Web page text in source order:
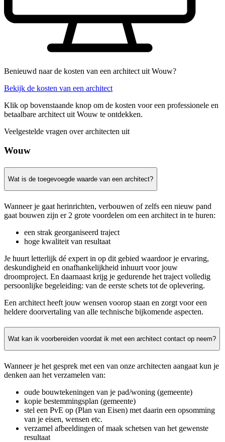
Benieuwd naar de kosten van een architect uit Wouw?
Bekijk de kosten van een architect
Klik op bovenstaande knop om de kosten voor een professionele en
betaalbare architect uit Wouw te ontdekken.
Veelgestelde vragen over architecten uit
Wouw
Wat is de toegevoegde waarde van een architect?
Wanneer je gaat herinrichten, verbouwen of zelfs een nieuw pand
gaat bouwen zijn er 2 grote voordelen om een architect in te huren:
een strak georganiseerd traject
hoge kwaliteit van resultaat
Je huurt letterlijk dé expert in op dit gebied waardoor je ervaring,
deskundigheid en onafhankelijkheid inhuurt voor jouw
droomproject. En daarnaast krijg je gedurende het traject volledig
persoonlijke begeleiding: van de eerste schets tot de oplevering.
Een architect heeft jouw wensen voorop staan en zorgt voor een
heldere doorvertaling van alle technische bijkomende aspecten.
Wat kan ik voorbereiden voordat ik met een architect contact op neem?
Wanneer je het gesprek met een van onze architecten aangaat kun je
denken aan het verzamelen van:
oude bouwtekeningen van je pad/woning (gemeente)
kopie bestemmingsplan (gemeente)
stel een PvE op (Plan van Eisen) met daarin een opsomming
van je eisen, wensen etc.
verzamel afbeeldingen of maak schetsen van het gewenste
resultaat